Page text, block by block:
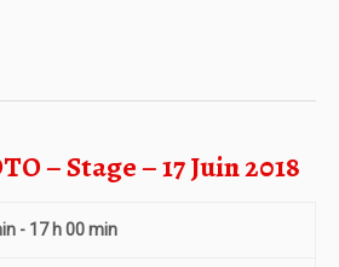
– Stage – 17 Juin 2018
- 17 h 00 min